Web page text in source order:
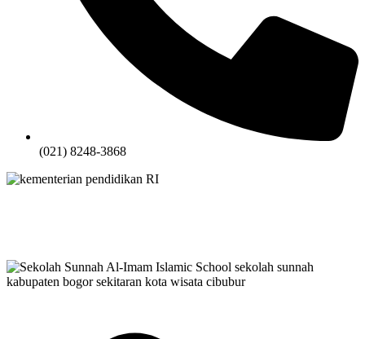
(021) 8248-3868